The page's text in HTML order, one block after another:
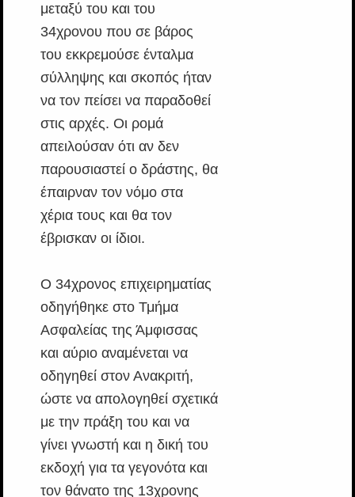
μεταξύ του και του
34χρονου που σε βάρος
του εκκρεμούσε ένταλμα
σύλληψης και σκοπός ήταν
να τον πείσει να παραδοθεί
στις αρχές. Οι ρομά
απειλούσαν ότι αν δεν
παρουσιαστεί ο δράστης, θα
έπαιρναν τον νόμο στα
χέρια τους και θα τον
έβρισκαν οι ίδιοι.
Ο 34χρονος επιχειρηματίας
οδηγήθηκε στο Τμήμα
Ασφαλείας της Άμφισσας
και αύριο αναμένεται να
οδηγηθεί στον Ανακριτή,
ώστε να απολογηθεί σχετικά
με την πράξη του και να
γίνει γνωστή και η δική του
εκδοχή για τα γεγονότα και
τον θάνατο της 13χρονης